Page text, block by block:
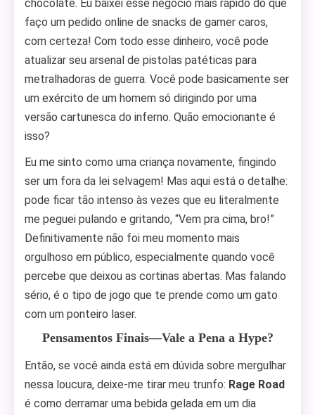
chocolate. Eu baixei esse negócio mais rápido do que
faço um pedido online de snacks de gamer caros,
com certeza! Com todo esse dinheiro, você pode
atualizar seu arsenal de pistolas patéticas para
metralhadoras de guerra. Você pode basicamente ser
um exército de um homem só dirigindo por uma
versão cartunesca do inferno. Quão emocionante é
isso?
Eu me sinto como uma criança novamente, fingindo
ser um fora da lei selvagem! Mas aqui está o detalhe:
pode ficar tão intenso às vezes que eu literalmente
me peguei pulando e gritando, “Vem pra cima, bro!”
Definitivamente não foi meu momento mais
orgulhoso em público, especialmente quando você
percebe que deixou as cortinas abertas. Mas falando
sério, é o tipo de jogo que te prende como um gato
com um ponteiro laser.
Pensamentos Finais—Vale a Pena a Hype?
Então, se você ainda está em dúvida sobre mergulhar
nessa loucura, deixe-me tirar meu trunfo: Rage Road
é como derramar uma bebida gelada em um dia